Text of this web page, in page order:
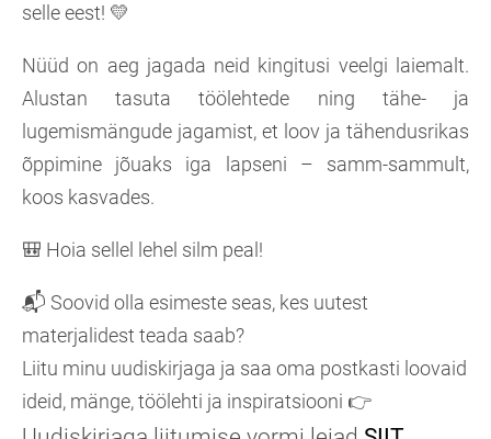
selle eest! 💛
Nüüd on aeg jagada neid kingitusi veelgi laiemalt.
Alustan tasuta töölehtede ning tähe- ja
lugemismängude jagamist, et loov ja tähendusrikas
õppimine jõuaks iga lapseni – samm-sammult,
koos kasvades.
🎒 Hoia sellel lehel silm peal!
📬 Soovid olla esimeste seas, kes uutest
materjalidest teada saab?
Liitu minu uudiskirjaga ja saa oma postkasti loovaid
ideid, mänge, töölehti ja inspiratsiooni 👉